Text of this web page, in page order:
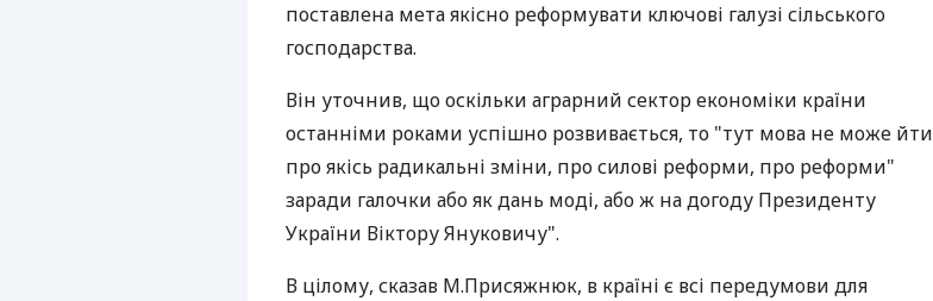
поставлена мета якісно реформувати ключові галузі сільського
господарства.
Він уточнив, що оскільки аграрний сектор економіки країни
останніми роками успішно розвивається, то "тут мова не може йти
про якісь радикальні зміни, про силові реформи, про реформи"
заради галочки або як дань моді, або ж на догоду Президенту
України Віктору Януковичу".
В цілому, сказав М.Присяжнюк, в країні є всі передумови для